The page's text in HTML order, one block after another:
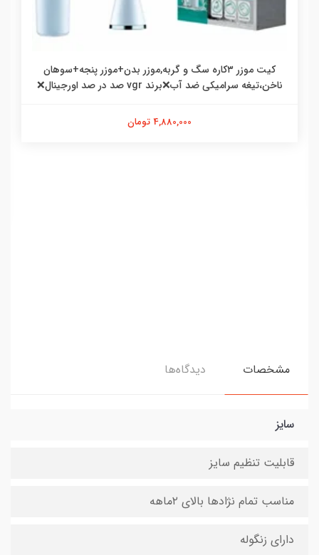
کیت موزر ۳کاره سگ و گربه,موزر بدن+موزر پنجه+سوهان
ناخن،تیغه سرامیکی ضد آب❌برند vgr صد در صد اورجینال❌
4,880,000 تومان
مشخصات دیدگاه‌ها
سایز
قابلیت تنظیم سایز
مناسب تمام نژادها بالای ۲ماهه
دارای زنگوله